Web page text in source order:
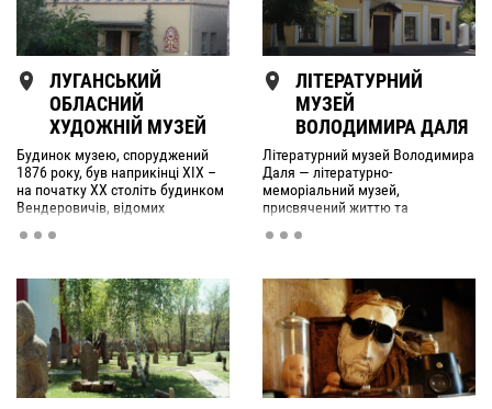
ЛУГАНСЬКИЙ
ОБЛАСНИЙ
ХУДОЖНІЙ МУЗЕЙ
Будинок музею, споруджений
1876 року, був наприкінці XIX –
на початку ХХ століть будинком
Вендеровичів, відомих
купців, але пізніше зазнав
(усередині XX століття)
реконструкцій, змінившись у
результаті в порівнянні з
первинним виглядом до
невпізнав
ЛІТЕРАТУРНИЙ
МУЗЕЙ
ВОЛОДИМИРА ДАЛЯ
Літературний музей Володимира
Даля — літературно-
меморіальний музей,
присвячений життю та
письменника, лексикографа та
Тлумачного словника
Володимира Даля. Музей є
одним з філій Музею історії та
культури міста Луганська.